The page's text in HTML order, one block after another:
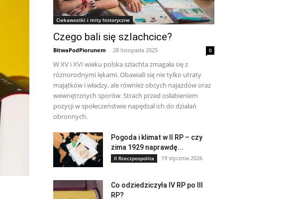
Ciekawostki i mity historyczne
Czego bali się szlachcice?
BitwaPodPiorunem - 28 listopada 2025 0
W XV i XVI wieku polska szlachta zmagała się z
różnorodnymi lękami. Obawiali się nie tylko utraty
majątków i władzy, ale również obcych najazdów oraz
wewnętrznych sporów. Strach przed osłabieniem
pozycji w społeczeństwie napędzał ich do działań
obronnych.
Pogoda i klimat w II RP – czy
zima 1929 naprawdę...
II Rzeczpospolita 19 stycznia 2026
Co odziedziczyła IV RP po III
RP?